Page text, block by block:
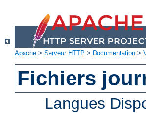
Apache > Serveur HTTP > Documentation >
Fichiers
Langues